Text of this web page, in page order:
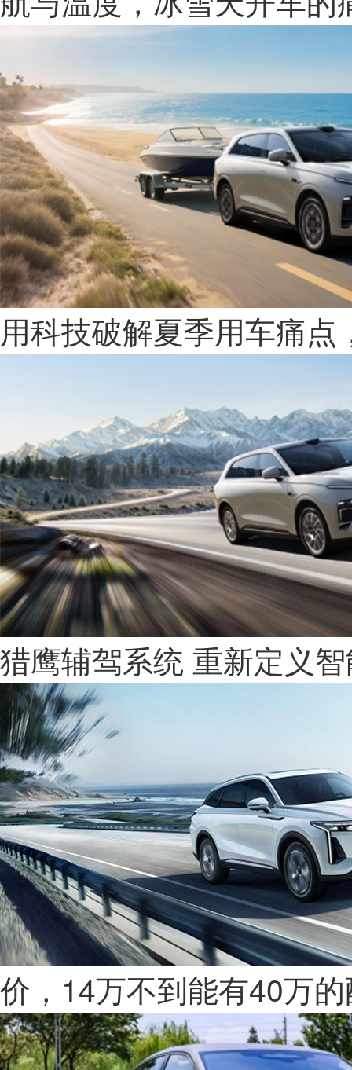
用科技破解夏季用车痛
猎鹰辅驾系统 重新定义
价，14万不到能有40万